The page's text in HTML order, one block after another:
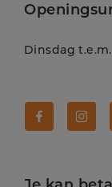
Dinsdag t.e.m.